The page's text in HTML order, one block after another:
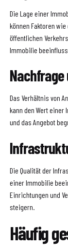
Die Lage einer
können Faktoren
öffentlichen
Immobilie
Nachfrage
Das Verhältnis von
kann den Wert einer
und das Angebot
Die Qualität der
einer Immobilie
Einrichtungen und
steigern.
Häufig